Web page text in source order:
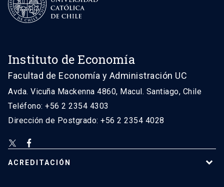
Instituto de Economía
Facultad de Economía y Administración UC
Avda. Vicuña Mackenna 4860, Macul. Santiago, Chile
Teléfono: +56 2 2354 4303
Dirección de Postgrado: +56 2 2354 4028
ACREDITACIÓN